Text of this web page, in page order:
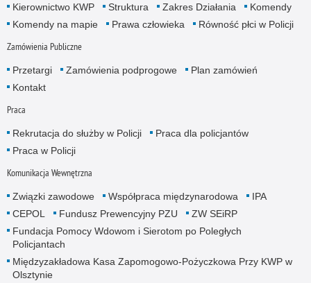
Kierownictwo KWP Struktura Zakres Działania
Komendy
Komendy na mapie
Prawa człowieka Równość płci w Policji
Zamówienia Publiczne
Przetargi Zamówienia podprogowe
Plan zamówień
Kontakt
Praca
Rekrutacja do służby w Policji
Praca dla policjantów
Praca w Policji
Komunikacja Wewnętrzna
Związki zawodowe Współpraca międzynarodowa
IPA
CEPOL
Fundusz Prewencyjny PZU
ZW SEiRP
Fundacja Pomocy Wdowom i Sierotom po Poległych
Policjantach
Międzyzakładowa Kasa Zapomogowo-Pożyczkowa Przy KWP w
Olsztynie